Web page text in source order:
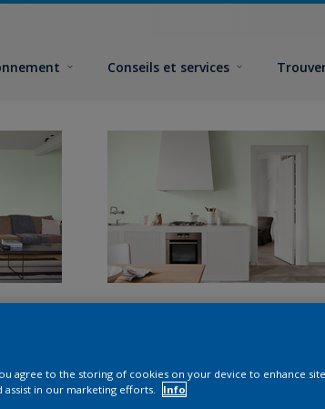
Conseils et services
agree to the storing of cookies on your device to enhance site
assist in our marketing efforts.
Info